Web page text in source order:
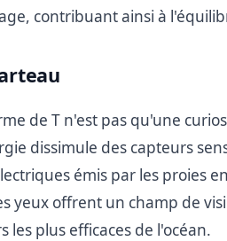
contribuant ainsi à
de T n'est pas qu'une
dissimule des capteurs
émis par les proies
yeux offrent un champ de
les plus efficaces de l'océan.